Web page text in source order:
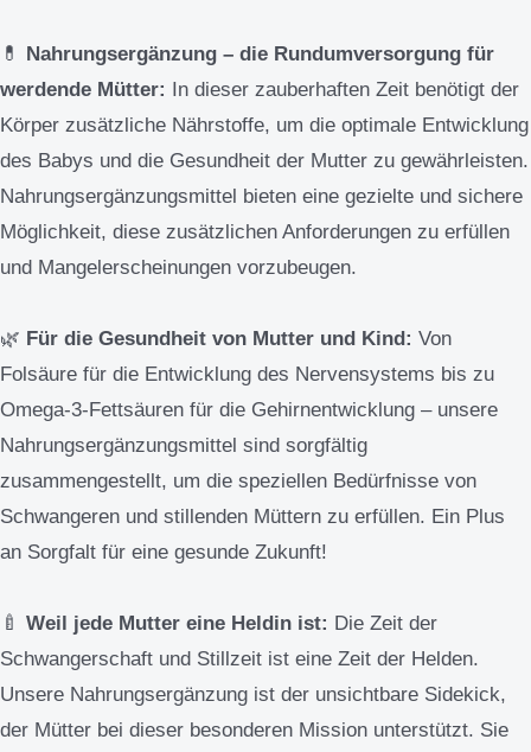
💊 Nahrungsergänzung – die Rundumversorgung für
werdende Mütter: In dieser zauberhaften Zeit benötigt der
Körper zusätzliche Nährstoffe, um die optimale Entwicklung
des Babys und die Gesundheit der Mutter zu gewährleisten.
Nahrungsergänzungsmittel bieten eine gezielte und sichere
Möglichkeit, diese zusätzlichen Anforderungen zu erfüllen
und Mangelerscheinungen vorzubeugen.
🌿 Für die Gesundheit von Mutter und Kind: Von
Folsäure für die Entwicklung des Nervensystems bis zu
Omega-3-Fettsäuren für die Gehirnentwicklung – unsere
Nahrungsergänzungsmittel sind sorgfältig
zusammengestellt, um die speziellen Bedürfnisse von
Schwangeren und stillenden Müttern zu erfüllen. Ein Plus
an Sorgfalt für eine gesunde Zukunft!
🍼 Weil jede Mutter eine Heldin ist: Die Zeit der
Schwangerschaft und Stillzeit ist eine Zeit der Helden.
Unsere Nahrungsergänzung ist der unsichtbare Sidekick,
der Mütter bei dieser besonderen Mission unterstützt. Sie